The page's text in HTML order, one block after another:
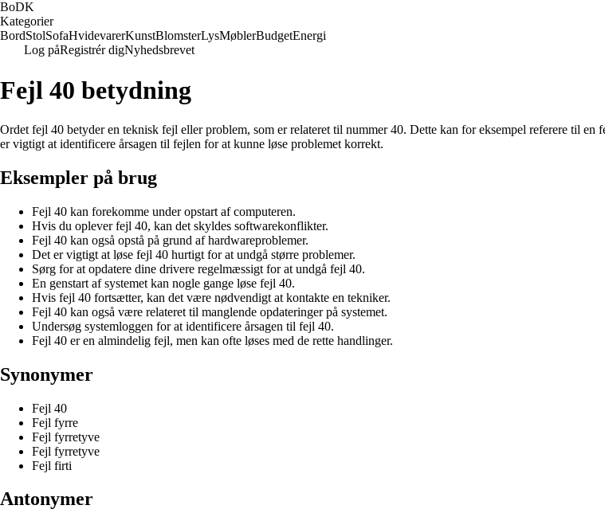
BoDK
Kategorier
BordStolSofaHvidevarerKunstBlomsterLysMøblerBudgetEnergi
Log påRegistrér digNyhedsbrevet
Fejl 40 betydning
Ordet fejl 40 betyder en teknisk fejl eller problem, som er relateret til nummer 40. Dette kan for eksempel referere til
er vigtigt at identificere årsagen til fejlen for at kunne løse problemet korrekt.
Eksempler på brug
Fejl 40 kan forekomme under opstart af computeren.
Hvis du oplever fejl 40, kan det skyldes softwarekonflikter.
Fejl 40 kan også opstå på grund af hardwareproblemer.
Det er vigtigt at løse fejl 40 hurtigt for at undgå større problemer.
Sørg for at opdatere dine drivere regelmæssigt for at undgå fejl 40.
En genstart af systemet kan nogle gange løse fejl 40.
Hvis fejl 40 fortsætter, kan det være nødvendigt at kontakte en tekniker.
Fejl 40 kan også være relateret til manglende opdateringer på systemet.
Undersøg systemloggen for at identificere årsagen til fejl 40.
Fejl 40 er en almindelig fejl, men kan ofte løses med de rette handlinger.
Synonymer
Fejl 40
Fejl fyrre
Fejl fyrretyve
Fejl fyrretyve
Fejl firti
Antonymer